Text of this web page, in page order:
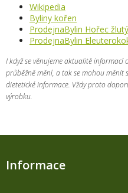
Wikipedia
Byliny kořen
ProdejnaBylin Hořec
ProdejnaBylin
I když se věnujeme aktualitě informací
průběžně mění, a tak se mohou měnit
dietetické informace. Vždy proto
výrobku.
Z
Informace